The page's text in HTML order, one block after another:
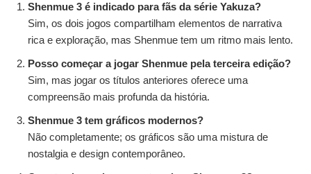
Shenmue 3 é indicado para fãs da série Yakuza?
Sim, os dois jogos compartilham elementos de narrativa
rica e exploração, mas Shenmue tem um ritmo mais lento.
Posso começar a jogar Shenmue pela terceira edição?
Sim, mas jogar os títulos anteriores oferece uma
compreensão mais profunda da história.
Shenmue 3 tem gráficos modernos?
Não completamente; os gráficos são uma mistura de
nostalgia e design contemporâneo.